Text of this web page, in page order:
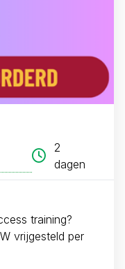
2
dagen
training?
vrijgesteld per